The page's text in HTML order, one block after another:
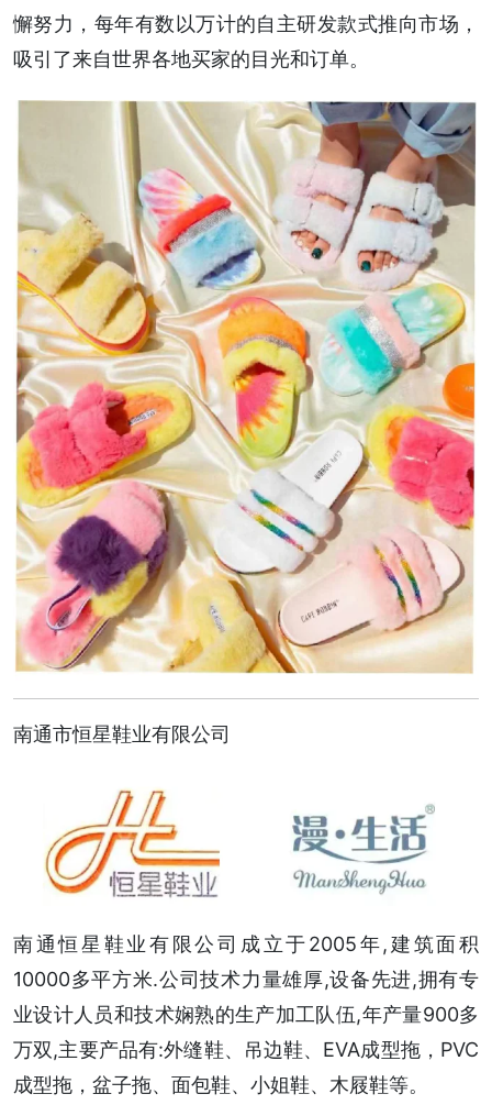
懈努力，每年有数以万计的自主研发款式推向市场，
吸引了来自世界各地买家的目光和订单。
南通市恒星鞋业有限公司
南通恒星鞋业有限公司成立于2005年,建筑面积
10000多平方米.公司技术力量雄厚,设备先进,拥有专
业设计人员和技术娴熟的生产加工队伍,年产量900多
万双,主要产品有:外缝鞋、吊边鞋、EVA成型拖，PVC
成型拖，盆子拖、面包鞋、小姐鞋、木屐鞋等。